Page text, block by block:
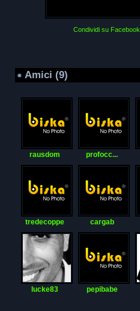
Condividi su Facebook
Amici (9)
rausdom profocc...
tredecoppe cargab
lucke83 pepibabe